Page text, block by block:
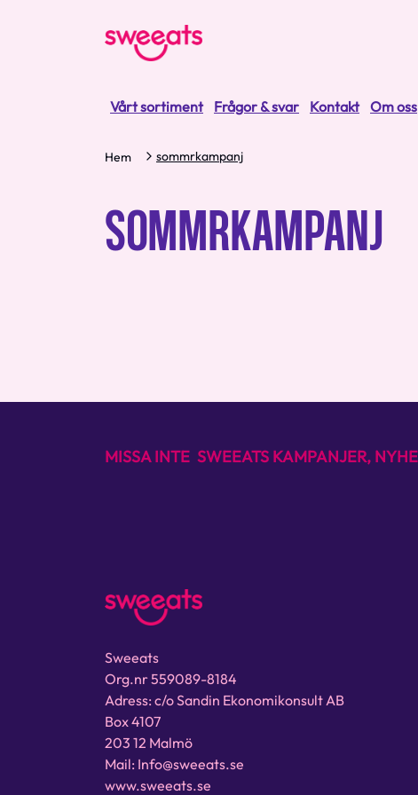
Vårt sortiment Frågor & svar Kontakt Om oss
Hem sommrkampanj
SOMMRKAMPANJ
MISSA INTE SWEEATS KAMPANJER,
Sweeats
Org.nr 559089-8184
Adress: c/o Sandin Ekonomikonsult AB
Box 4107
203 12 Malmö
Mail: Info@sweeats.se
www.sweeats.se